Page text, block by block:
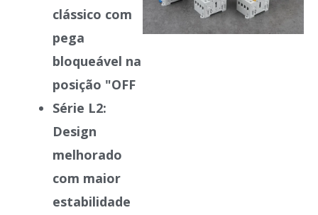
clássico com
pega
bloqueável na
posição "OFF
Série L2:
Design
melhorado
com maior
estabilidade